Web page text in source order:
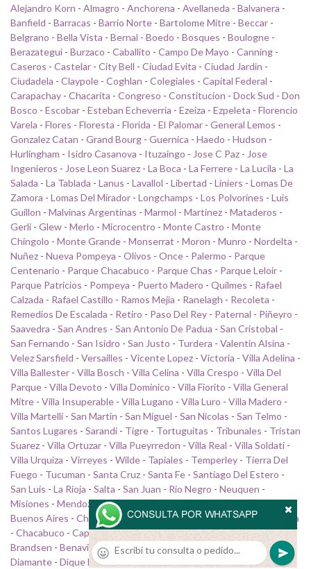
Alejandro Korn - Almagro - Anchorena - Avellaneda - Balvanera -
Banfield - Barracas - Barrio Norte - Bartolome Mitre - Beccar -
Belgrano - Bella Vista - Bernal - Boedo - Bosques - Boulogne -
Berazategui - Burzaco - Caballito - Campo De Mayo - Canning -
Caseros - Castelar - City Bell - Ciudad Evita - Ciudad Jardin -
Ciudadela - Claypole - Coghlan - Colegiales - Capital Federal -
Carapachay - Chacarita - Congreso - Constitucion - Dock Sud - Don
Bosco - Escobar - Esteban Echeverria - Ezeiza - Ezpeleta - Florencio
Varela - Flores - Floresta - Florida - El Palomar - General Lemos -
Gonzalez Catan - Grand Bourg - Guernica - Haedo - Hudson -
Hurlingham - Isidro Casanova - Ituzaingo - Jose C Paz - Jose
Ingenieros - Jose Leon Suarez - La Boca - La Ferrere - La Lucila - La
Salada - La Tablada - Lanus - Lavallol - Libertad - Liniers - Lomas De
Zamora - Lomas Del Mirador - Longchamps - Los Polvorines - Luis
Guillon - Malvinas Argentinas - Marmol - Martinez - Mataderos -
Gerli - Glew - Merlo - Microcentro - Monte Castro - Monte
Chingolo - Monte Grande - Monserrat - Moron - Munro - Nordelta -
Nuñez - Nueva Pompeya - Olivos - Once - Palermo - Parque
Centenario - Parque Chacabuco - Parque Chas - Parque Leloir -
Parque Patricios - Pompeya - Puerto Madero - Quilmes - Rafael
Calzada - Rafael Castillo - Ramos Mejia - Ranelagh - Recoleta -
Remedios De Escalada - Retiro - Paso Del Rey - Paternal - Piñeyro -
Saavedra - San Andres - San Antonio De Padua - San Cristobal -
San Fernando - San Isidro - San Justo - Turdera - Valentin Alsina -
Velez Sarsfield - Versailles - Vicente Lopez - Victoria - Villa Adelina -
Villa Ballester - Villa Bosch - Villa Celina - Villa Crespo - Villa Del
Parque - Villa Devoto - Villa Dominico - Villa Fiorito - Villa General
Mitre - Villa Insuperable - Villa Lugano - Villa Luro - Villa Madero -
Villa Martelli - San Martin - San Miguel - San Nicolas - San Telmo -
Santos Lugares - Sarandi - Tigre - Tortuguitas - Tribunales - Tristan
Suarez - Villa Ortuzar - Villa Pueyrredon - Villa Real - Villa Soldati -
Villa Urquiza - Virreyes - Wilde - Tapiales - Temperley - Tierra Del
Fuego - Tucuman - Santa Cruz - Santa Fe - Santiago Del Estero -
San Luis - La Rioja - Salta - San Juan - Rio Negro - Neuquen -
Misiones - Mendoza-La Pampa-Jujuy-Formosa-Entre Rios-
Buenos Aires - Chubut-Cordoba-Corrientes-Chaco-Catamarca
- Chacabuco - Capilla Del Señor-Campana-Cañuelas-Berisso-
Brandsen - Benavidez- Chilavert-Carupa-Del Viso Derqui-
Diamante - Dique Lujan El Talar-